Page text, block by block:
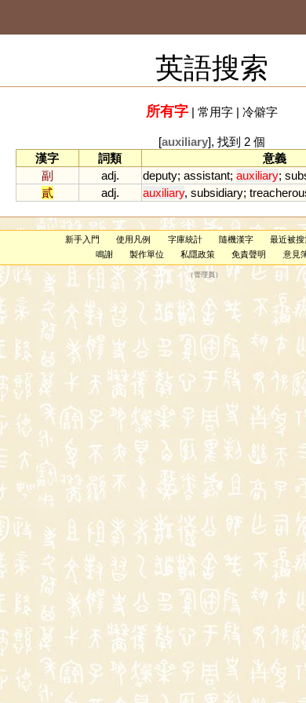
英語搜索
所有字| 常用字| 冷僻字
[auxiliary], 找到 2 個
漢字
詞類
意義
副
adj. deputy; assistant; auxiliary;
貳
adj. auxiliary, subsidiary;
新手入門 使用凡例 字庫統計 隨機漢字
最近被
鳴謝
製作單位 私隱政策 免責聲明 意見
（管理員 ）